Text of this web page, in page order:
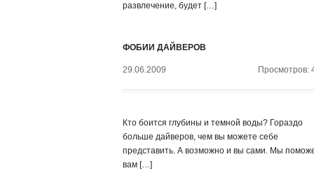
развлечение, будет […]
ФОБИИ ДАЙВЕРОВ
29.06.2009 Просмотров:
Кто боится глубины и темной воды? Гораздо
больше дайверов, чем вы можете себе
представить. А возможно и вы сами. Мы
вам […]